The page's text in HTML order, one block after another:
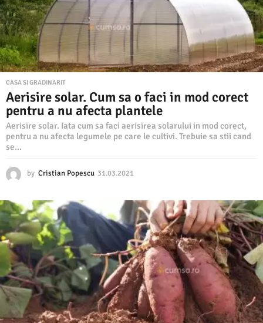
1
CASA SI GRADINARIT
Aerisire solar. Cum sa o faci in mod corect
pentru a nu afecta plantele
Aerisire solar. Iata cum sa faci aerisirea solarului in mod corect,
pentru a nu afecta legumele pe care le cultivi. Trebuie sa stii cand
se...
by Cristian Popescu 31.03.2021
0
3
.
2
0
2
1